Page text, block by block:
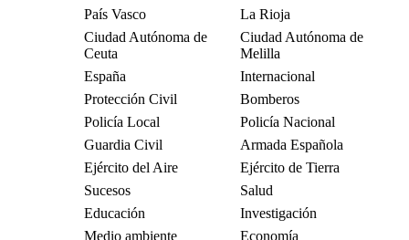
País Vasco
La Rioja
Ciudad Autónoma de
Ceuta
Ciudad Autónoma de
Melilla
España
Internacional
Protección Civil
Bomberos
Policía Local
Policía Nacional
Guardia Civil
Armada Española
Ejército del Aire
Ejército de Tierra
Sucesos
Salud
Educación
Investigación
Medio ambiente
Economía